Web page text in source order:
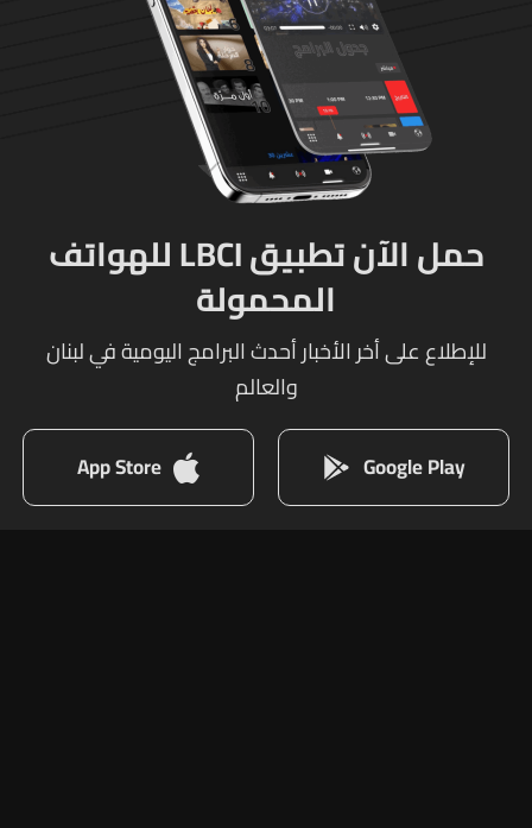
حمل الآن تطبيق LBCI للهواتف
المحمولة
للإطلاع على أخر الأخبار أحدث البرامج اليومية في لبنان
والعالم
Google Play
App Store